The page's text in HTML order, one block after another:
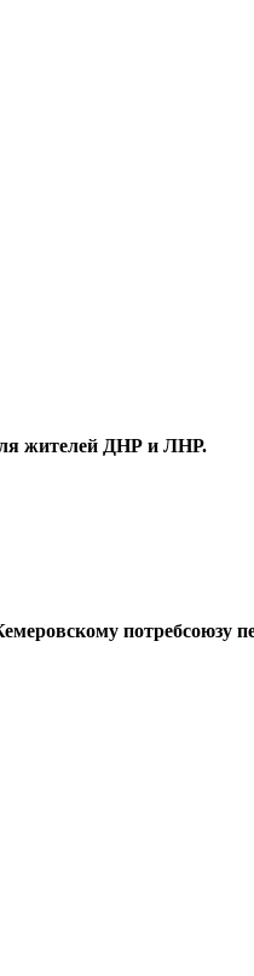
жителей ДНР и ЛНР.
потребсоюзу